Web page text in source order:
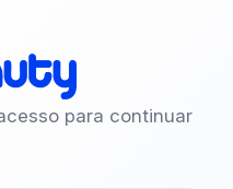
para continuar